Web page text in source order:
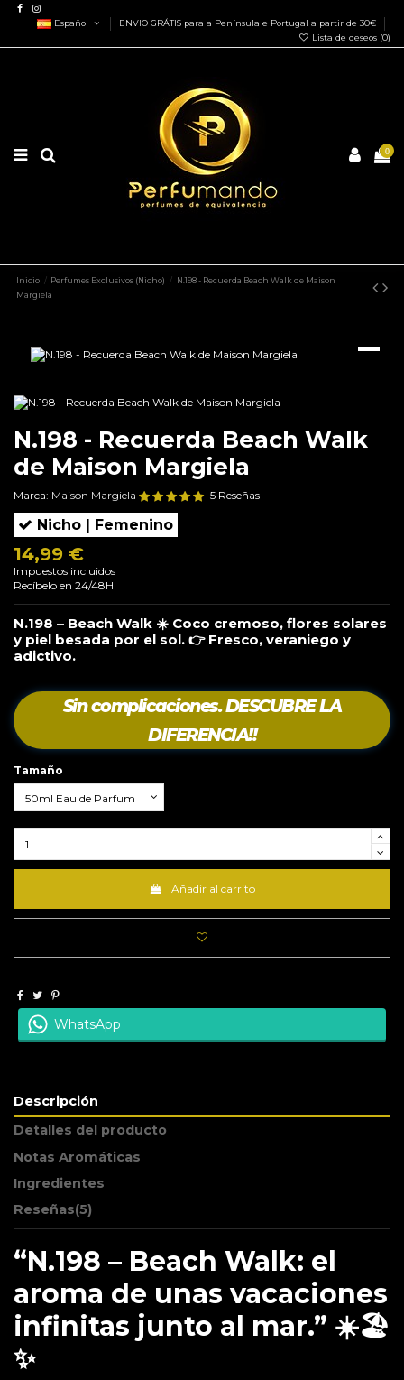
Español
ENVIO GRÁTIS para a Península e Portugal a partir de 30€
Lista de deseos (0)
0
Inicio Perfumes Exclusivos (Nicho)
N.198 - Recuerda Beach Walk de Maison
Margiela
N.198 - Recuerda Beach Walk
de Maison Margiela
Marca: Maison Margiela 5 Reseñas
Nicho | Femenino
14,99 €
Impuestos incluidos
Recíbelo en 24/48H
N.198 – Beach Walk ☀️ Coco cremoso, flores solares
y piel besada por el sol. 👉 Fresco, veraniego y
adictivo.
Sin complicaciones. DESCUBRE LA
DIFERENCIA!!
Tamaño
Añadir al carrito
WhatsApp
Descripción
Detalles del producto
Notas Aromáticas
Ingredientes
Reseñas(5)
“N.198 – Beach Walk: el
aroma de unas vacaciones
infinitas junto al mar.” ☀️🏖️
✨